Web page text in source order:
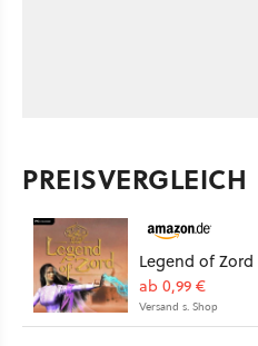
PREISVERGLEICH
Legend of Zord
ab 0,99 €
Versand s. Shop